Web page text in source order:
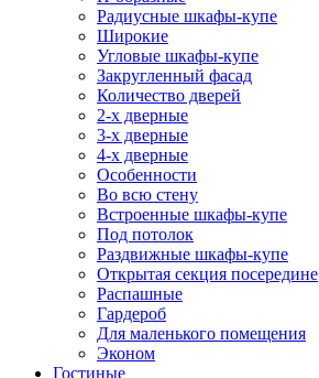
Радиусные шкафы-купе
Широкие
Угловые шкафы-купе
Закругленный фасад
Количество дверей
2-х дверные
3-х дверные
4-х дверные
Особенности
Во всю стену
Встроенные шкафы-купе
Под потолок
Раздвижные шкафы-купе
Открытая секция посередине
Распашные
Гардероб
Для маленького помещения
Эконом
Гостиные